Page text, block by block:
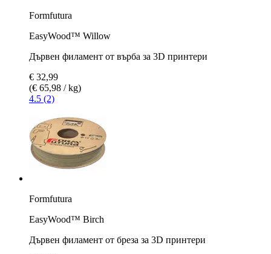
Formfutura
EasyWood™ Willow
Дървен филамент от върба за 3D принтери
€ 32,99
(€ 65,98 / kg)
4.5 (2)
Formfutura
EasyWood™ Birch
Дървен филамент от бреза за 3D принтери